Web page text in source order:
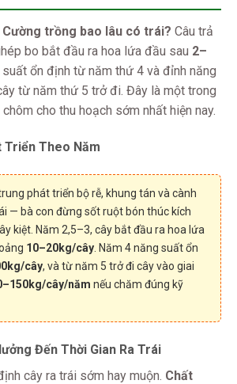
trồng bao lâu có trái? Câu trả
bo bắt đầu ra hoa lứa đầu sau 2–
ổn định từ năm thứ 4 và đỉnh năng
từ năm thứ 5 trở đi. Đây là một trong
cho thu hoạch sớm nhất hiện nay.
Triển Theo Năm
phát triển bộ rễ, khung tán và cành
— bà con đừng sốt ruột bón thúc kích
kiệt. Năm 2,5–3, cây bắt đầu ra hoa lứa
10–20kg/cây . Năm 4 năng suất ổn
cây, và từ năm 5 trở đi cây vào giai
cây/năm nếu chăm đúng kỹ
Đến Thời Gian Ra Trái
cây ra trái sớm hay muộn. Chất